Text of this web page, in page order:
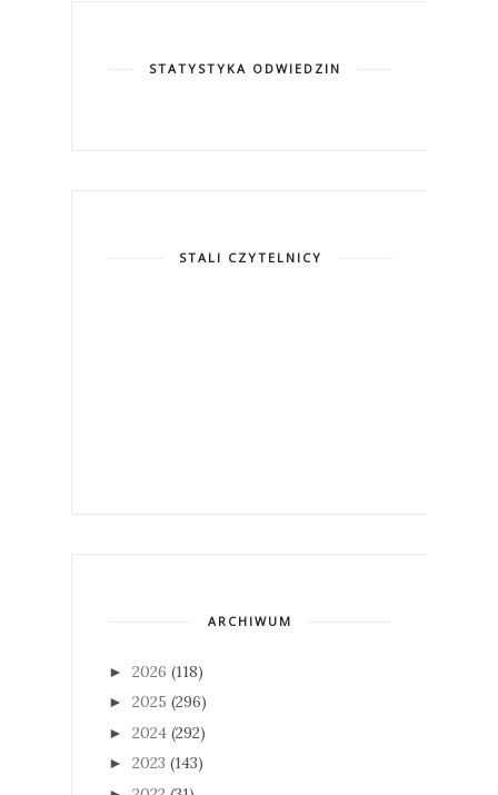
STATYSTYKA ODWIEDZIN
STALI CZYTELNICY
ARCHIWUM
► 2026 (118)
► 2025 (296)
► 2024 (292)
► 2023 (143)